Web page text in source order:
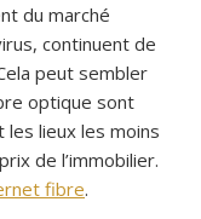
du marché
continuent de
peut sembler
optique sont
les lieux les moins
de l’immobilier.
fibre.